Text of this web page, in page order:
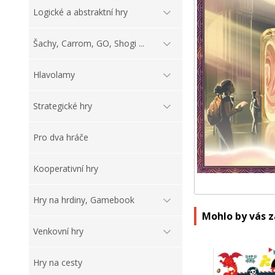
Logické a abstraktní hry
Šachy, Carrom, GO, Shogi ...
Hlavolamy
Strategické hry
Pro dva hráče
Kooperativní hry
Hry na hrdiny, Gamebook
Venkovní hry
Hry na cesty
Mohlo by vás